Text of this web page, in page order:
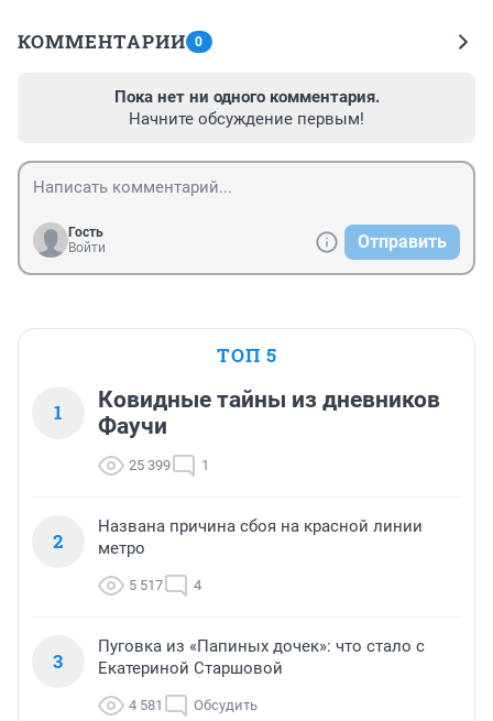
КОММЕНТАРИИ 0
Пока нет ни одного комментария.
Начните обсуждение первым!
Гость
Войти
Отправить
ТОП 5
1
Ковидные тайны из дневников
Фаучи
25 399 1
2
Названа причина сбоя на красной линии
метро
5 517 4
3
Пуговка из «Папиных дочек»: что стало с
Екатериной Старшовой
4 581 Обсудить